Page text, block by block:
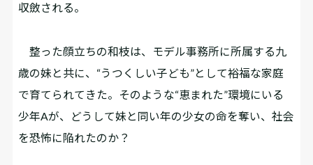
収斂される。
整った顔立ちの和枝は、モデル事務所に所属する九
歳の妹と共に、“うつくしい子ども”として裕福な家庭
で育てられてきた。そのような“恵まれた”環境にいる
少年Aが、どうして妹と同い年の少女の命を奪い、社会
を恐怖に陥れたのか？